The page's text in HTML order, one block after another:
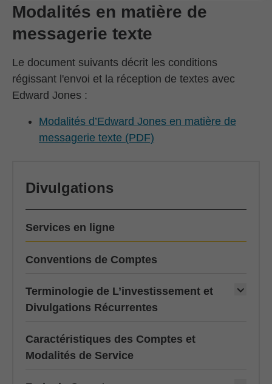
Modalités en matière de
messagerie texte
Le document suivants décrit les conditions
régissant l'envoi et la réception de textes avec
Edward Jones :
Modalités d’Edward Jones en matière de
messagerie texte (PDF)
Divulgations
Services en ligne
Conventions de Comptes
Terminologie de L’investissement et
Divulgations Récurrentes
Caractéristiques des Comptes et
Modalités de Service